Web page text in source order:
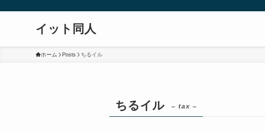
イット同人
ホーム Posts ちるイル
ちるイル – tax –